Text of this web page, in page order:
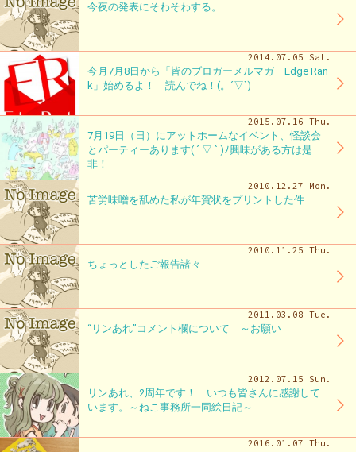
今夜の発表にそわそわする。
2014.07.05 Sat.
今月7月8日から「皆のブロガーメルマガ Edge Ran
k」始めるよ！ 読んでね！(。´▽`)
2015.07.16 Thu.
7月19日（日）にアットホームなイベント、怪談会
とパーティーあります( ´ ▽ ` )ﾉ興味がある方は是
非！
2010.12.27 Mon.
苦労味噌を舐めた私が年賀状をプリントした件
2010.11.25 Thu.
ちょっとしたご報告諸々
2011.03.08 Tue.
“リンあれ”コメント欄について ～お願い
2012.07.15 Sun.
リンあれ、2周年です！ いつも皆さんに感謝して
います。～ねこ事務所一同絵日記～
2016.01.07 Thu.